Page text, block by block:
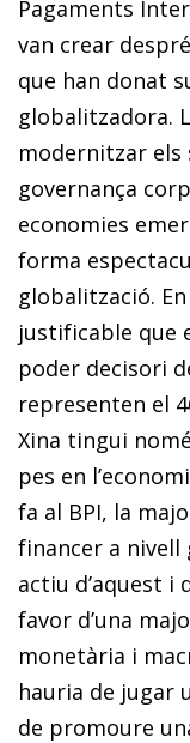
Pagaments
van crear
que han donat
globalitzadora.
modernitzar els
governança
economies
forma
globalització.
justificable que
poder decisori
representen el
Xina tingui
pes en
fa al BPI, la
financer a nivell
actiu d’aquest i
favor d’una
monetària i
hauria de jugar
de promoure